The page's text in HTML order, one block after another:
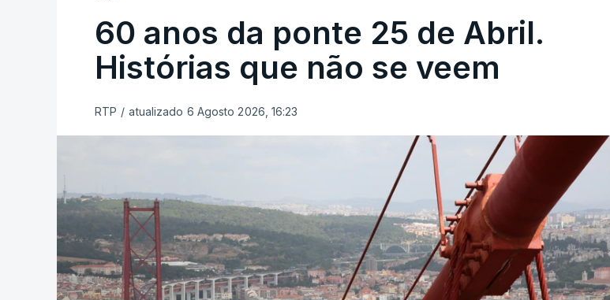
60 anos da ponte 25 de Abril.
Histórias que não se veem
RTP / atualizado 6 Agosto 2026, 16:23